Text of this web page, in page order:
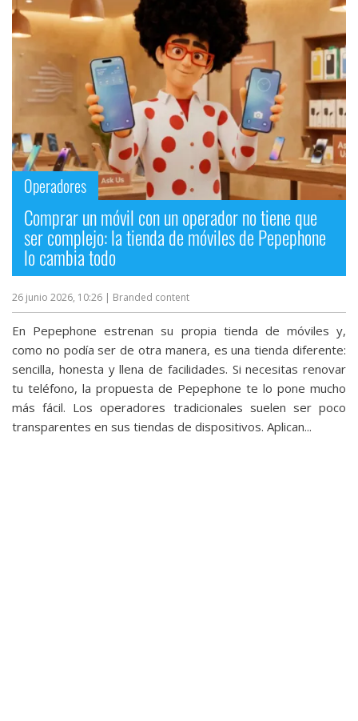
Operadores
Comprar un móvil con un operador no tiene que
ser complejo: la tienda de móviles de Pepephone
lo cambia todo
26 junio 2026, 10:26 | Branded content
En Pepephone estrenan su propia tienda de móviles y,
como no podía ser de otra manera, es una tienda diferente:
sencilla, honesta y llena de facilidades. Si necesitas renovar
tu teléfono, la propuesta de Pepephone te lo pone mucho
más fácil. Los operadores tradicionales suelen ser poco
transparentes en sus tiendas de dispositivos. Aplican...